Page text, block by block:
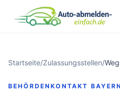
Startseite/Zulassungsstellen/
BEHÖRDENKONTAKT BAYERN